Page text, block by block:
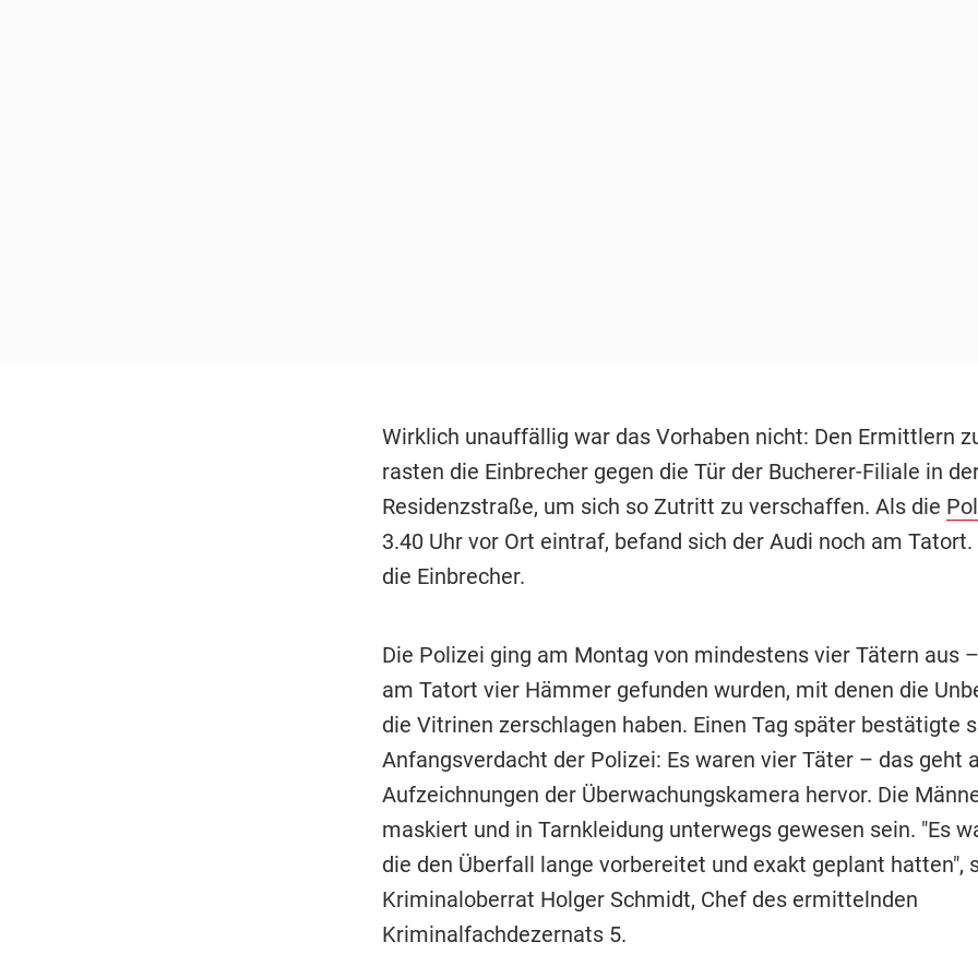
Wirklich unauffällig war das Vorhaben nicht: Den Ermittlern
rasten die Einbrecher gegen die Tür der Bucherer-Filiale in
Residenzstraße, um sich so Zutritt zu verschaffen. Als die
3.40 Uhr vor Ort eintraf, befand sich der Audi noch am
die Einbrecher.
Die Polizei ging am Montag von mindestens vier Tätern aus
am Tatort vier Hämmer gefunden wurden, mit denen die
die Vitrinen zerschlagen haben. Einen Tag später bestätigte
Anfangsverdacht der Polizei: Es waren vier Täter – das geht
Aufzeichnungen der Überwachungskamera hervor. Die
maskiert und in Tarnkleidung unterwegs gewesen sein. "Es
die den Überfall lange vorbereitet und exakt geplant hatten",
Kriminaloberrat Holger Schmidt, Chef des ermittelnden
Kriminalfachdezernats 5.